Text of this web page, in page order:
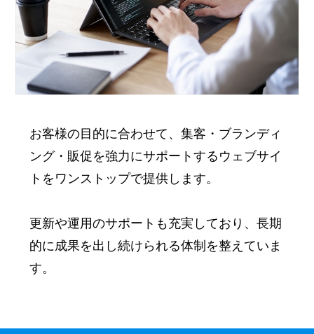
お客様の目的に合わせて、集客・ブランディ
ング・販促を強力にサポートするウェブサイ
トをワンストップで提供します。
更新や運用のサポートも充実しており、長期
的に成果を出し続けられる体制を整えていま
す。